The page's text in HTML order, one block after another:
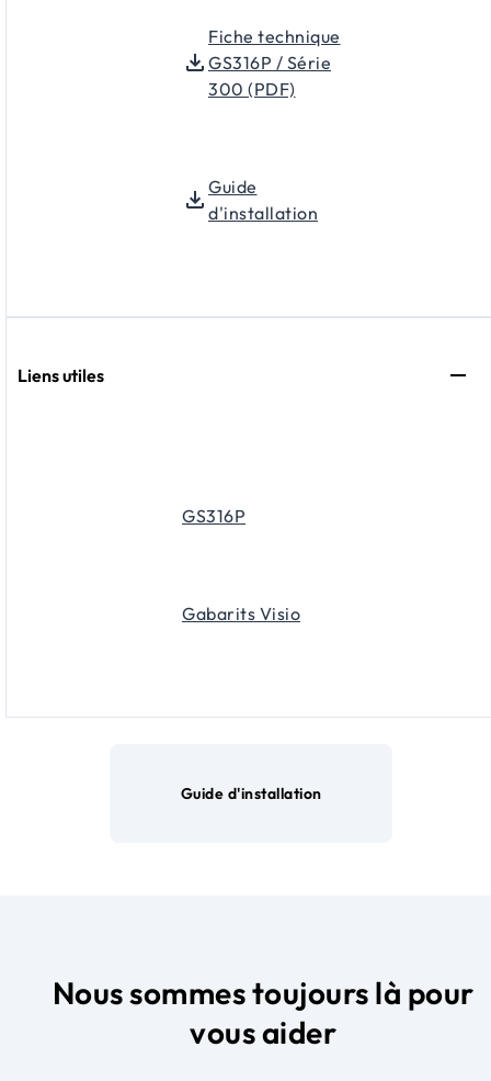
Fiche technique
GS316P / Série
300 (PDF)
Guide
d'installation
Liens utiles
GS316P
Gabarits Visio
Guide d'installation
Nous sommes toujours là pour
vous aider